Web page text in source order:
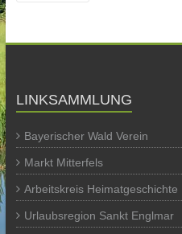
LINKSAMMLUNG
Bayerischer Wald Verein
Markt Mitterfels
Arbeitskreis Heimatgeschichte
Urlaubsregion Sankt Englmar